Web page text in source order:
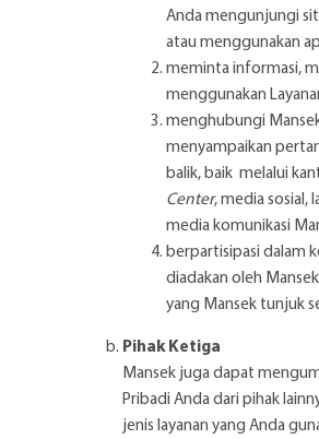
Anda mengunjungi
atau menggunakan
meminta informasi,
menggunakan
menghubungi
menyampaikan
balik, baik melalui
Center, media sosial,
media komunikasi
berpartisipasi dalam
diadakan oleh
yang Mansek tunjuk
Pihak Ketiga
Mansek juga dapat
Pribadi Anda dari pihak
jenis layanan yang Anda